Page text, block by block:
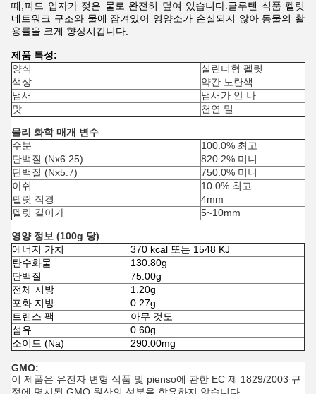
때,피드 입자가 젖은 물로 완전히 덮여 있습니다. 글루텐 식품 펠릿
네트워크 구조와 물에 잠겨있어 영양소가 손실되지 않아 동물의 활
용률을 크게 향상시킵니다.
제품 특성:
양식
실린더형 펠릿
색상
약간 노란색
냄새
냄새가 안 나
맛
천연 밀
물리 화학 매개 변수
수분
100.0% 최고
단백질 (Nx6.25)
820.2% 미니
단백질 (Nx5.7)
750.0% 미니
아쉬
10.0% 최고
펠릿 직경
4mm
펠릿 길이가
5~10mm
영양 정보 (100g 당)
에너지 가치
370 kcal 또는 1548 KJ
탄수화물
130.80g
단백질
75.00g
전체 지방
1.20g
포화 지방
0.27g
트랜스 팩
아무 것도
섬유
0.60g
소이드 (Na)
290.00mg
GMO:
이 제품은 유전자 변형 식품 및 pienso에 관한 EC 제 1829/2003 규